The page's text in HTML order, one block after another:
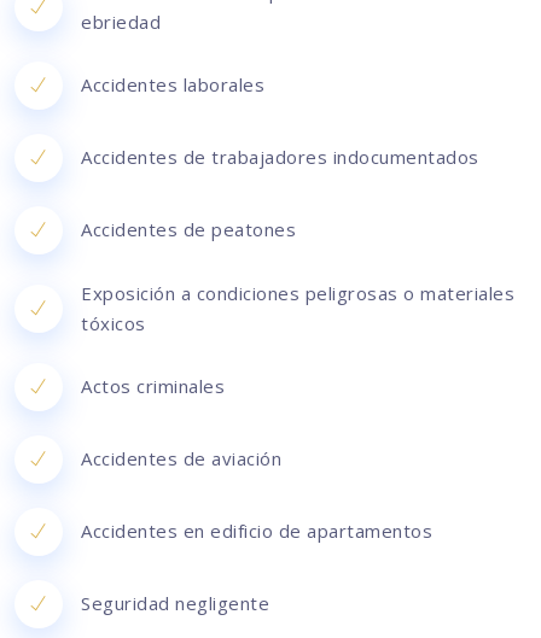
ebriedad
Accidentes laborales
Accidentes de trabajadores indocumentados
Accidentes de peatones
Exposición a condiciones peligrosas o materiales
tóxicos
Actos criminales
Accidentes de aviación
Accidentes en edificio de apartamentos
Seguridad negligente